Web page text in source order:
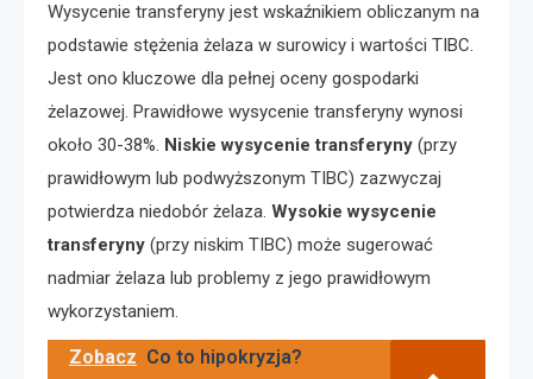
Wysycenie transferyny jest wskaźnikiem obliczanym na
podstawie stężenia żelaza w surowicy i wartości TIBC.
Jest ono kluczowe dla pełnej oceny gospodarki
żelazowej. Prawidłowe wysycenie transferyny wynosi
około 30-38%. Niskie wysycenie transferyny (przy
prawidłowym lub podwyższonym TIBC) zazwyczaj
potwierdza niedobór żelaza. Wysokie wysycenie
transferyny (przy niskim TIBC) może sugerować
nadmiar żelaza lub problemy z jego prawidłowym
wykorzystaniem.
Zobacz Co to hipokryzja?